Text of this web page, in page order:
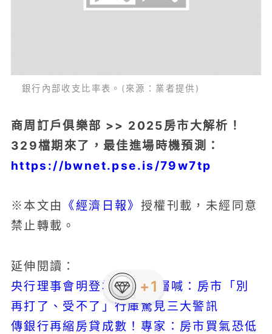
銀行內部收支比率表。(來源：業者提供)
商周訂戶俱樂部 >> 2025房市大解析！
329檔期來了，最佳進場時機預測：
https://bwnet.pse.is/79w7tp
※本文由 《經濟日報》 授權刊載，未經同意
禁止轉載。
延伸閱讀：
央行理事會明登場 銀行高層喊：房市「別
再打了、受不了」行庫驚見三大警訊
傳銀行再縮房貸成數！專家：房市買氣恐低